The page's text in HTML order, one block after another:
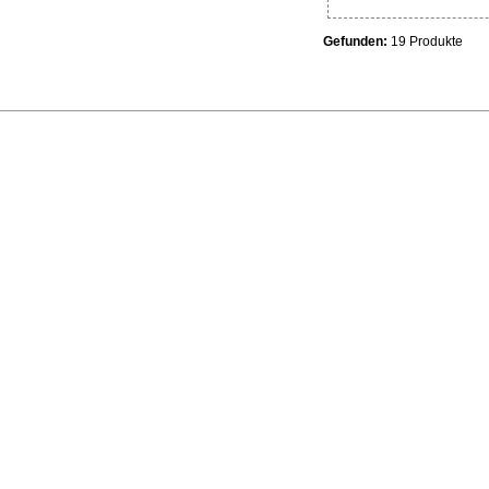
Gefunden: 19 Produkte